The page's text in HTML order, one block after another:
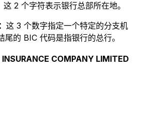
这 2 个字符表示银行总部所在地。
这 3 个数字指定一个特定的分支机
的 BIC 代码是指银行的总行。
COMPANY LIMITED